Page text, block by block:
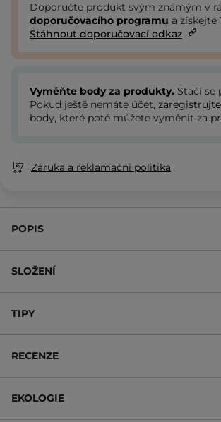
Doporučte produkt svým známým v
doporučovacího programu a získejte
Stáhnout doporučovací odkaz
Vyměňte body za produkty. Stačí se
Pokud ještě nemáte účet, zaregistrujte
body, které poté můžete vyměnit za
Záruka a reklamační politika
POPIS
SLOŽENÍ
TIPY
RECENZE
EKOLOGIE